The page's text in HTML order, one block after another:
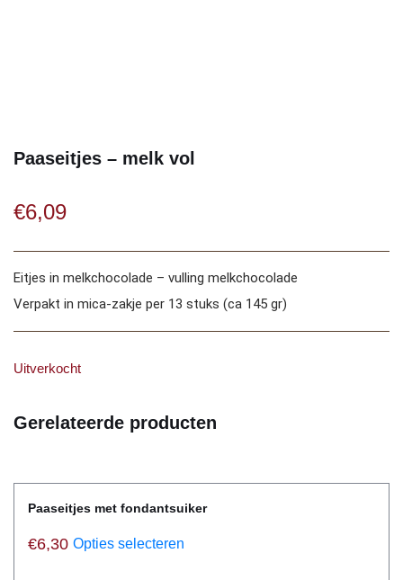
Paaseitjes – melk vol
€6,09
Eitjes in melkchocolade – vulling melkchocolade
Verpakt in mica-zakje per 13 stuks (ca 145 gr)
Uitverkocht
Gerelateerde producten
Paaseitjes met fondantsuiker
€6,30 Opties selecteren